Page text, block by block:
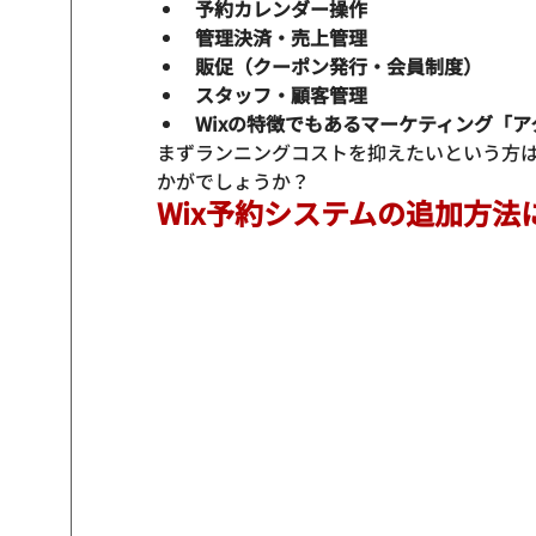
予約カレンダー操作
管理決済・売上管理
販促（クーポン発行・会員制度）
スタッフ・顧客管理
Wixの特徴でもあるマーケティング「
まずランニングコストを抑えたいという方
かがでしょうか？
Wix予約システムの追加方法